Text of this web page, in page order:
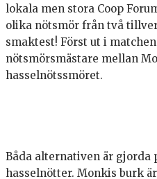
lokala men stora Coop
olika nötsmör från två
smaktest! Först ut i
nötsmörsmästare mellan
hasselnötssmöret.
Båda alternativen är gjorda
hasselnötter. Monkis burk